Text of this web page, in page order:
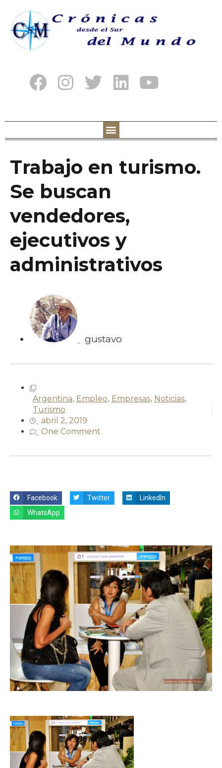
Trabajo en turismo.
Se buscan
vendedores,
ejecutivos y
administrativos
gustavo
Argentina, Empleo, Empresas, Noticias,
Turismo
abril 2, 2019
One Comment
Facebook Twitter
LinkedIn
WhatsApp